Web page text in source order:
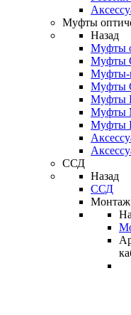
Муфты
Назад
Муфты
Муфты
Муфты-
Муфты
Муфты
Муфты
Муфты
ССД
Назад
ССД
Монтаж